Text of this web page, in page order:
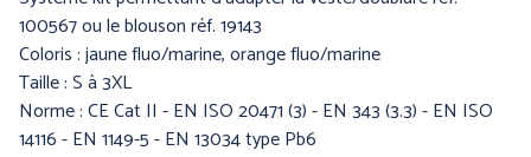
COFRA
100567 ou le blouson réf. 19143
Coloris : jaune fluo/marine, orange fluo/marine
Taille : S à 3XL
Norme : CE Cat II - EN ISO 20471 (3) - EN 343 (3.3) - EN ISO
14116 - EN 1149-5 - EN 13034 type Pb6